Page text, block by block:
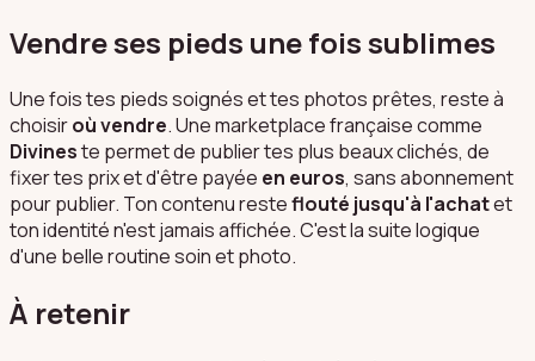
Vendre ses pieds une fois sublimes
Une fois tes pieds soignés et tes photos prêtes, reste à
choisiroù vendre. Une marketplace française comme
Divineste permet de publier tes plus beaux clichés, de
fixer tes prix et d'être payée en euros, sans abonnement
pour publier. Ton contenu resteflouté jusqu'à l'achatet
ton identité n'est jamais affichée. C'est la suite logique
d'une belle routine soin et photo.
À retenir